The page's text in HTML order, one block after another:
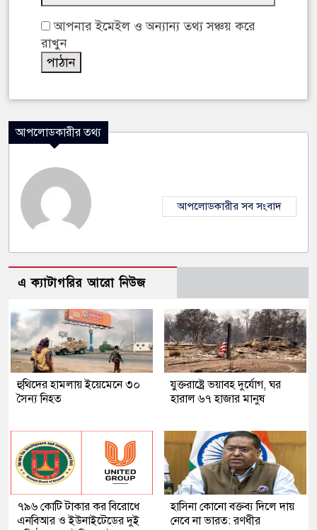
আপনার ইমেইল ও অন্যান্য তথ্য সঞ্চয় করে
রাখুন
আপলোডকারীর তথ্য
আপলোডকারীর সব সংবাদ
এ ক্যাটাগরির আরো নিউজ
হুথিদের হামলায় ইয়েমেনে ৩০
সৈন্য নিহত
যুক্তরাষ্ট্রে ভয়াবহ দুর্যোগ, ঘর
হারাল ৬৭ হাজার মানুষ
৭৯৬ কোটি টাকার কর বিরোধে
এনবিআর ও ইউনাইটেডের দুই
হাসিনা কোনো বক্তব্য দিলে দায়
নেবে না ভারত: রণধীর